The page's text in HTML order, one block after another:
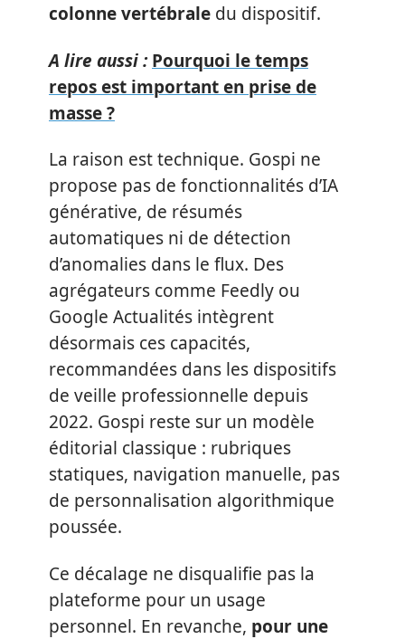
colonne vertébrale du dispositif.
A lire aussi : Pourquoi le temps
repos est important en prise de
masse ?
La raison est technique. Gospi ne
propose pas de fonctionnalités d’IA
générative, de résumés
automatiques ni de détection
d’anomalies dans le flux. Des
agrégateurs comme Feedly ou
Google Actualités intègrent
désormais ces capacités,
recommandées dans les dispositifs
de veille professionnelle depuis
2022. Gospi reste sur un modèle
éditorial classique : rubriques
statiques, navigation manuelle, pas
de personnalisation algorithmique
poussée.
Ce décalage ne disqualifie pas la
plateforme pour un usage
personnel. En revanche, pour une